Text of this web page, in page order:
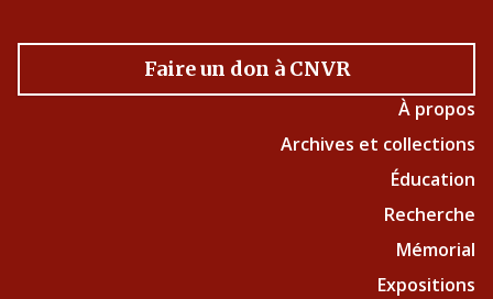
Faire un don à CNVR
À propos
Archives et collections
Éducation
Recherche
Mémorial
Expositions